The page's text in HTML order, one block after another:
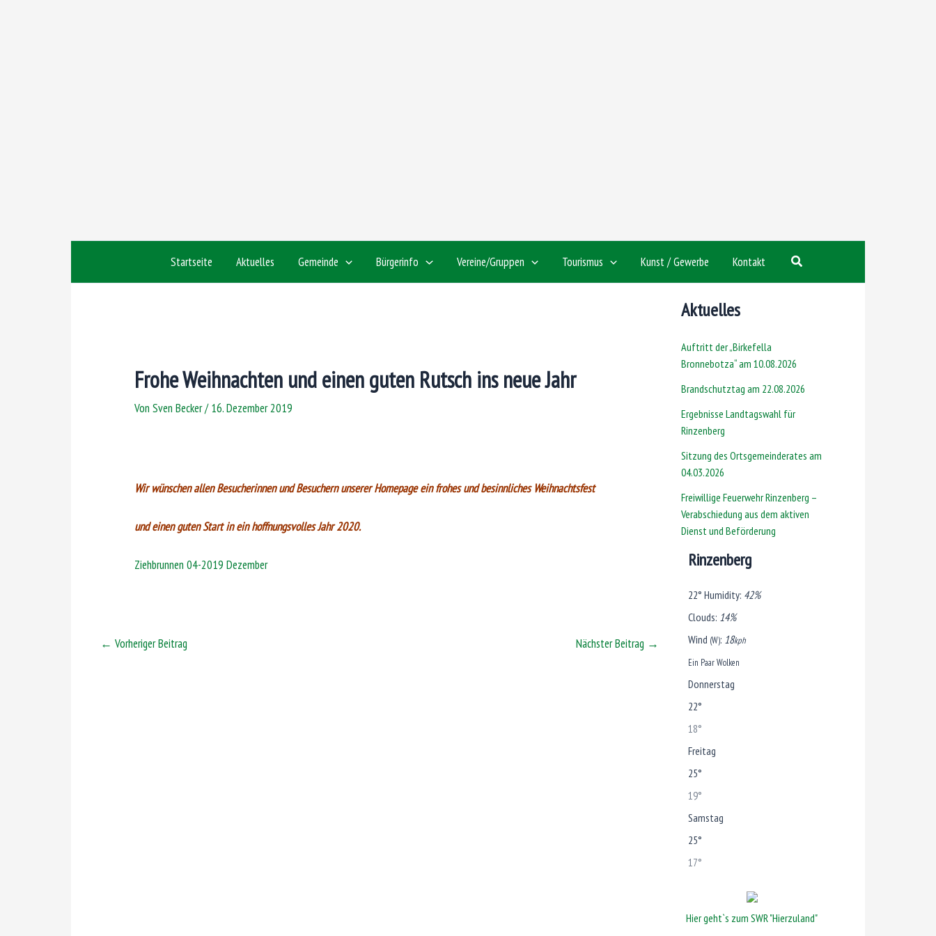
Startseite Aktuelles Gemeinde Bürgerinfo Vereine/Gruppen Tourismus Kunst / Gewerbe Kontakt Suchen
Frohe Weihnachten und einen guten Rutsch ins neue Jahr
Von Sven Becker/16. Dezember 2019
Wir wünschen allen Besucherinnen und Besuchern unserer Homepage ein frohes und besinnliches Weihnachtsfest
und einen guten Start in ein hoffnungsvolles Jahr 2020.
Ziehbrunnen 04-2019 Dezember
← Vorheriger Beitrag Nächster Beitrag →
Aktuelles
Auftritt der „Birkefella
Bronnebotza“ am 10.08.2026
Brandschutztag am 22.08.2026
Ergebnisse Landtagswahl für
Rinzenberg
Sitzung des Ortsgemeinderates am
04.03.2026
Freiwillige Feuerwehr Rinzenberg –
Verabschiedung aus dem aktiven
Dienst und Beförderung
Rinzenberg
22° Humidity: 42%
Clouds: 14%
Wind (W): 18kph
Ein Paar Wolken
Donnerstag
22°
18°
Freitag
25°
19°
Samstag
25°
17°
Hier geht`s zum SWR "Hierzuland"